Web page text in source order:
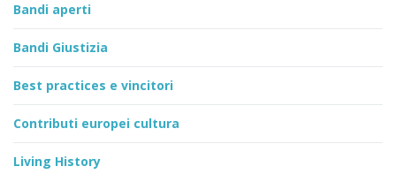
Bandi aperti
Bandi Giustizia
Best practices e vincitori
Contributi europei cultura
Living History